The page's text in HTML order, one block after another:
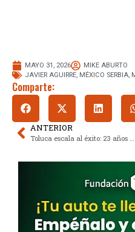
MAYO 31, 2026
MIKE ABURTO
JAVIER AGUIRRE, MÉXICO SERBIA,
Comparte:
ANTERIOR
Toluca escala al éxito: 23 años de espera culminan con Concachampions